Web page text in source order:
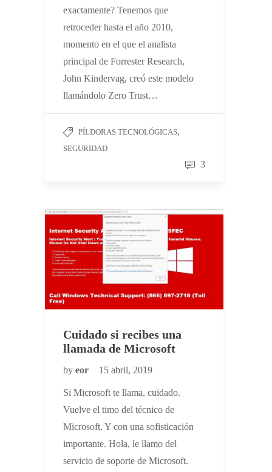
exactamente? Tenemos que
retroceder hasta el año 2010,
momento en el que el analista
principal de Forrester Research,
John Kindervag, creó este modelo
llamándolo Zero Trust…
PÍLDORAS TECNOLÓGICAS,
SEGURIDAD
3
Cuidado si recibes una
llamada de Microsoft
by eor 15 abril, 2019
Si Microsoft te llama, cuidado.
Vuelve el timo del técnico de
Microsoft. Y con una sofisticación
importante. Hola, le llamo del
servicio de soporte de Microsoft.